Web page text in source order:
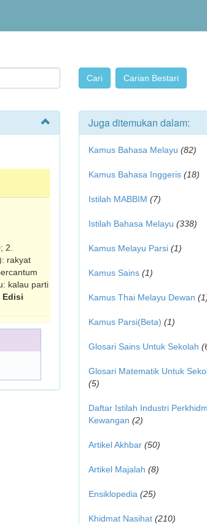
2.
rakyat
kalau parti
Edisi
Juga ditemukan dalam:
Kamus Bahasa Melayu (82)
Kamus Bahasa Inggeris (18)
Istilah MABBIM (7)
Istilah Bahasa Melayu (338)
Kamus Melayu Parsi (1)
Kamus Sains (1)
Kamus Thai Melayu Dewan
Kamus Parsi(Beta) (1)
Glosari Sains Untuk Sekolah
Glosari Matematik Untuk
(5)
Daftar Istilah Industri
Kewangan (2)
Artikel Akhbar (50)
Artikel Majalah (8)
Ensiklopedia (25)
Khidmat Nasihat (210)